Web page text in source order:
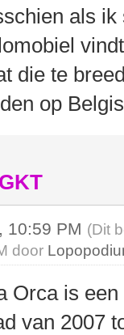
als
die te
op
10:59 PM (Dit
door
Orca is
van 2007